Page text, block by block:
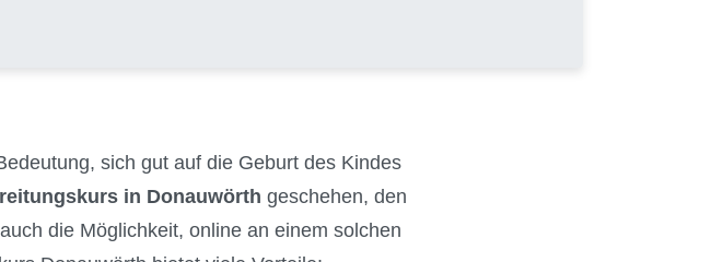
sich gut auf die Geburt des Kindes
in Donauwörth geschehen, den
die Möglichkeit, online an einem solchen